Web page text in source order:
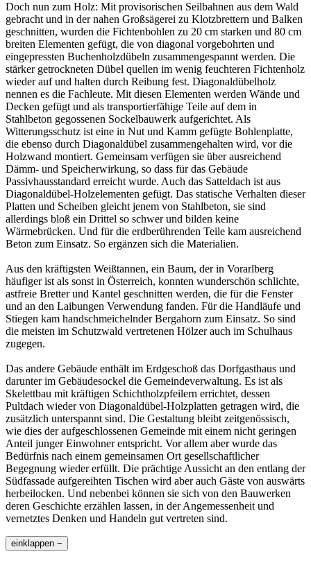
Doch nun zum Holz: Mit provisorischen Seilbahnen aus dem Wald
gebracht und in der nahen Großsägerei zu Klotzbrettern und Balken
geschnitten, wurden die Fichtenbohlen zu 20 cm starken und 80 cm
breiten Elementen gefügt, die von diagonal vorgebohrten und
eingepressten Buchenholzdübeln zusammengespannt werden. Die
stärker getrockneten Dübel quellen im wenig feuchteren Fichtenholz
wieder auf und halten durch Reibung fest. Diagonaldübelholz
nennen es die Fachleute. Mit diesen Elementen werden Wände und
Decken gefügt und als transportierfähige Teile auf dem in
Stahlbeton gegossenen Sockelbauwerk aufgerichtet. Als
Witterungsschutz ist eine in Nut und Kamm gefügte Bohlenplatte,
die ebenso durch Diagonaldübel zusammengehalten wird, vor die
Holzwand montiert. Gemeinsam verfügen sie über ausreichend
Dämm- und Speicherwirkung, so dass für das Gebäude
Passivhausstandard erreicht wurde. Auch das Satteldach ist aus
Diagonaldübel-Holzelementen gefügt. Das statische Verhalten dieser
Platten und Scheiben gleicht jenem von Stahlbeton, sie sind
allerdings bloß ein Drittel so schwer und bilden keine
Wärmebrücken. Und für die erdberührenden Teile kam ausreichend
Beton zum Einsatz. So ergänzen sich die Materialien.
Aus den kräftigsten Weißtannen, ein Baum, der in Vorarlberg
häufiger ist als sonst in Österreich, konnten wunderschön schlichte,
astfreie Bretter und Kantel geschnitten werden, die für die Fenster
und an den Laibungen Verwendung fanden. Für die Handläufe und
Stiegen kam handschmeichelnder Bergahorn zum Einsatz. So sind
die meisten im Schutzwald vertretenen Hölzer auch im Schulhaus
zugegen.
Das andere Gebäude enthält im Erdgeschoß das Dorfgasthaus und
darunter im Gebäudesockel die Gemeindeverwaltung. Es ist als
Skelettbau mit kräftigen Schichtholzpfeilern errichtet, dessen
Pultdach wieder von Diagonaldübel-Holzplatten getragen wird, die
zusätzlich unterspannt sind. Die Gestaltung bleibt zeitgenössisch,
wie dies der aufgeschlossenen Gemeinde mit einem nicht geringen
Anteil junger Einwohner entspricht. Vor allem aber wurde das
Bedürfnis nach einem gemeinsamen Ort gesellschaftlicher
Begegnung wieder erfüllt. Die prächtige Aussicht an den entlang der
Südfassade aufgereihten Tischen wird aber auch Gäste von auswärts
herbeilocken. Und nebenbei können sie sich von den Bauwerken
deren Geschichte erzählen lassen, in der Angemessenheit und
vernetztes Denken und Handeln gut vertreten sind.
einklappen −